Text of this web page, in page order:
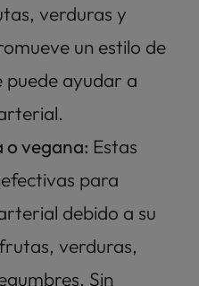
verduras y
un estilo de
puede ayudar a
vegana: Estas
para
debido a su
verduras,
Sin